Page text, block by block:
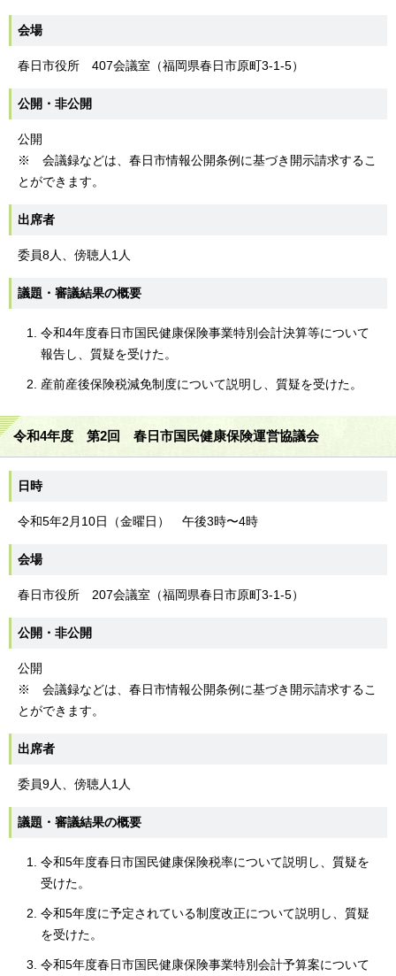
会場
春日市役所 407会議室（福岡県春日市原町3-1-5）
公開・非公開
公開
※ 会議録などは、春日市情報公開条例に基づき開示請求するこ
とができます。
出席者
委員8人、傍聴人1人
議題・審議結果の概要
令和4年度春日市国民健康保険事業特別会計決算等について
報告し、質疑を受けた。
産前産後保険税減免制度について説明し、質疑を受けた。
令和4年度 第2回 春日市国民健康保険運営協議会
日時
令和5年2月10日（金曜日） 午後3時〜4時
会場
春日市役所 207会議室（福岡県春日市原町3-1-5）
公開・非公開
公開
※ 会議録などは、春日市情報公開条例に基づき開示請求するこ
とができます。
出席者
委員9人、傍聴人1人
議題・審議結果の概要
令和5年度春日市国民健康保険税率について説明し、質疑を
受けた。
令和5年度に予定されている制度改正について説明し、質疑
を受けた。
令和5年度春日市国民健康保険事業特別会計予算案について